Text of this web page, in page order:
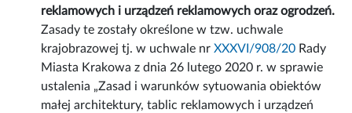
reklamowych i urządzeń reklamowych oraz ogrodzeń.
Zasady te zostały określone w tzw. uchwale
krajobrazowej tj. w uchwale nrXXXVI/908/20 Rady
Miasta Krakowa z dnia 26 lutego 2020 r. w sprawie
ustalenia „Zasad i warunków sytuowania obiektów
małej architektury, tablic reklamowych i urządzeń